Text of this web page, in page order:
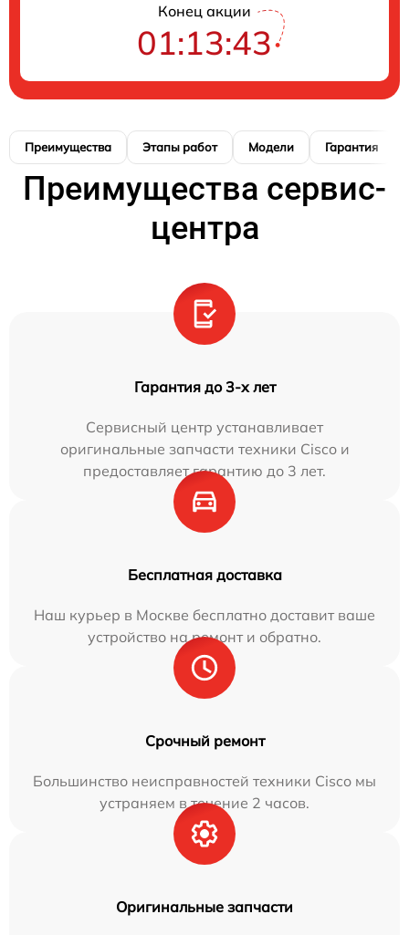
Конец акции
01:13:42
Преимущества Этапы работ Модели Гарантия
Преимущества сервис-
центра
Гарантия до 3-х лет
Сервисный центр устанавливает
оригинальные запчасти техники Cisco и
предоставляет гарантию до 3 лет.
Бесплатная доставка
Наш курьер в Москве бесплатно доставит ваше
устройство на ремонт и обратно.
Срочный ремонт
Большинство неисправностей техники Cisco мы
устраняем в течение 2 часов.
Оригинальные запчасти